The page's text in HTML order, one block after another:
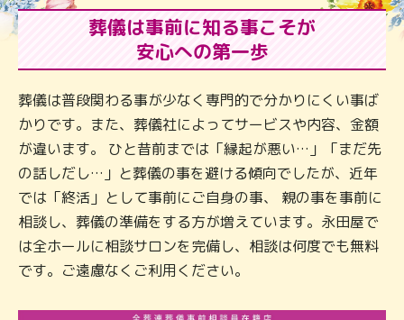
葬儀は事前に知る事こそが
安心への第一歩
葬儀は普段関わる事が少なく専門的で分かりにくい事ば
かりです。また、葬儀社によってサービスや内容、金額
が違います。 ひと昔前までは「縁起が悪い…」「まだ先
の話しだし…」と葬儀の事を避ける傾向でしたが、近年
では「終活」として事前にご自身の事、 親の事を事前に
相談し、葬儀の準備をする方が増えています。永田屋で
は全ホールに相談サロンを完備し、相談は何度でも無料
です。ご遠慮なくご利用ください。